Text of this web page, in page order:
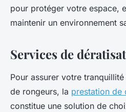
pour protéger votre espace,
maintenir un environnement
Services de
Pour assurer votre
de rongeurs, la prestation de
constitue une solution de